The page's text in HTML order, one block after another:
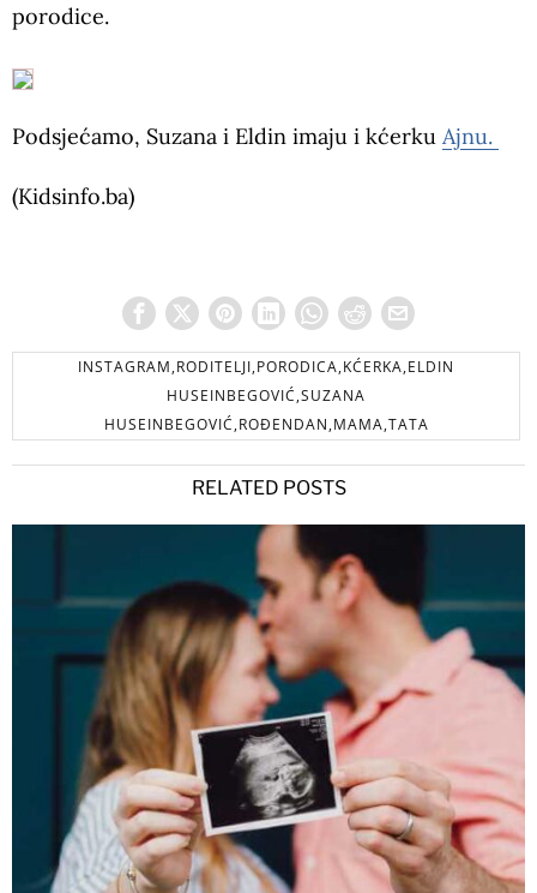
porodice.
Podsjećamo, Suzana i Eldin imaju i kćerku Ajnu.
(Kidsinfo.ba)
INSTAGRAM,RODITELJI,PORODICA,KĆERKA,ELDIN
HUSEINBEGOVIĆ,SUZANA
HUSEINBEGOVIĆ,ROĐENDAN,MAMA,TATA
RELATED POSTS